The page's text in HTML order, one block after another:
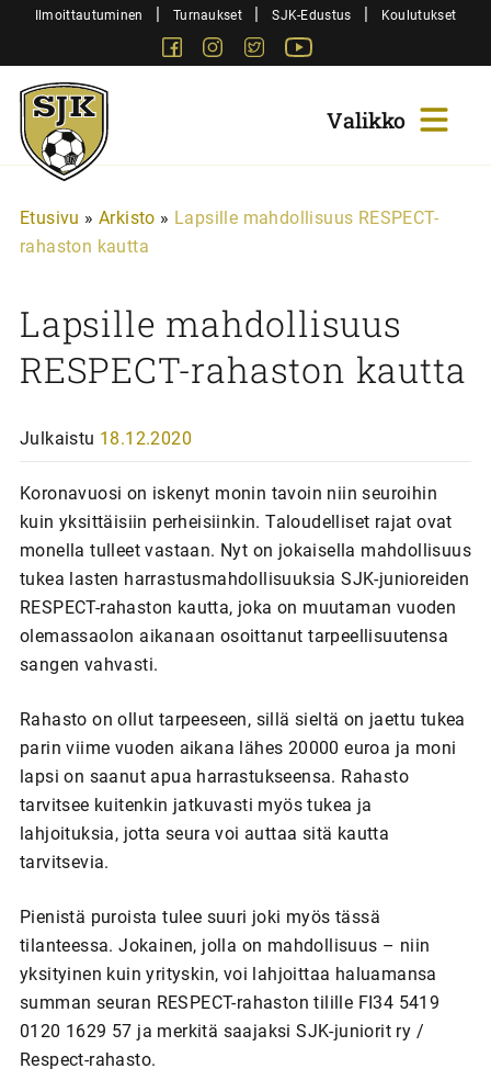
SiirryIlmoittautuminen | Turnaukset | SJK-Edustus | Koulutukset
FacebookInstagram
Twitter
Sjk-
Juniorit
Etusivu » Arkisto » Lapsille mahdollisuus RESPECT-
rahaston kautta
Lapsille mahdollisuus
RESPECT-rahaston kautta
Julkaistu 18.12.2020
Koronavuosi on iskenyt monin tavoin niin seuroihin
kuin yksittäisiin perheisiinkin. Taloudelliset rajat ovat
monella tulleet vastaan. Nyt on jokaisella mahdollisuus
tukea lasten harrastusmahdollisuuksia SJK-junioreiden
RESPECT-rahaston kautta, joka on muutaman vuoden
olemassaolon aikanaan osoittanut tarpeellisuutensa
sangen vahvasti.
Rahasto on ollut tarpeeseen, sillä sieltä on jaettu tukea
parin viime vuoden aikana lähes 20000 euroa ja moni
lapsi on saanut apua harrastukseensa. Rahasto
tarvitsee kuitenkin jatkuvasti myös tukea ja
lahjoituksia, jotta seura voi auttaa sitä kautta
tarvitsevia.
Pienistä puroista tulee suuri joki myös tässä
tilanteessa. Jokainen, jolla on mahdollisuus – niin
yksityinen kuin yrityskin, voi lahjoittaa haluamansa
summan seuran RESPECT-rahaston tilille FI34 5419
0120 1629 57 ja merkitä saajaksi SJK-juniorit ry /
Respect-rahasto.